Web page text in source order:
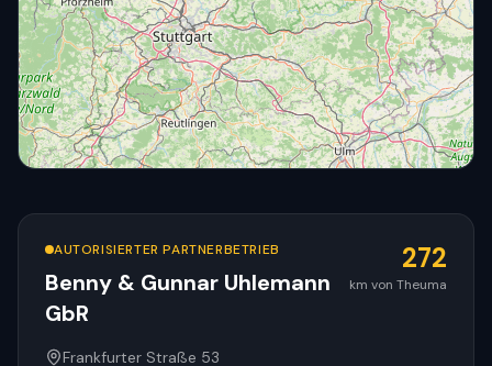
AUTORISIERTER PARTNERBETRIEB
Benny & Gunnar Uhlemann
GbR
272
km von Theuma
Frankfurter Straße 53